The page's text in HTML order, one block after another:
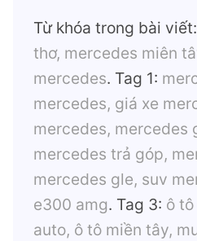
Từ khóa trong bài viết:
thơ, mercedes miên
mercedes. Tag 1:
mercedes, giá xe
mercedes, mercedes
mercedes trả góp,
mercedes gle, suv
e300 amg. Tag 3: ô
auto, ô tô miền tây,